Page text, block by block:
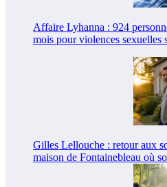
Affaire Lyhanna : 924
mois pour violences sexuelles
Gilles Lellouche : retour aux
maison de Fontainebleau où